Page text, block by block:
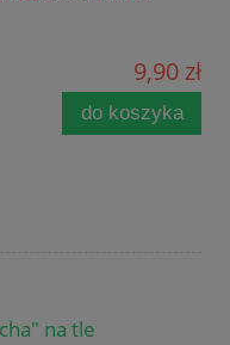
9,90 zł
do koszyka
na tle